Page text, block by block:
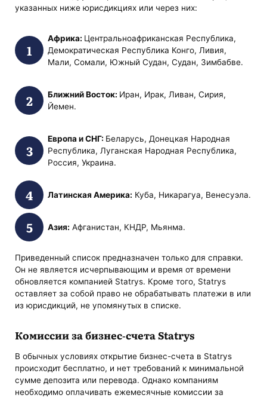
указанных ниже юрисдикциях или через них:
Африка: Центральноафриканская Республика,
Демократическая Республика Конго, Ливия,
Мали, Сомали, Южный Судан, Судан, Зимбабве.
Ближний Восток: Иран, Ирак, Ливан, Сирия,
Йемен.
Европа и СНГ: Беларусь, Донецкая Народная
Республика, Луганская Народная Республика,
Россия, Украина.
Латинская Америка: Куба, Никарагуа, Венесуэла.
Азия: Афганистан, КНДР, Мьянма.
Приведенный список предназначен только для справки.
Он не является исчерпывающим и время от времени
обновляется компанией Statrys. Кроме того, Statrys
оставляет за собой право не обрабатывать платежи в или
из юрисдикций, не упомянутых в списке.
Комиссии за бизнес-счета Statrys
В обычных условиях открытие бизнес-счета в Statrys
происходит бесплатно, и нет требований к минимальной
сумме депозита или перевода. Однако компаниям
необходимо оплачивать ежемесячные комиссии за